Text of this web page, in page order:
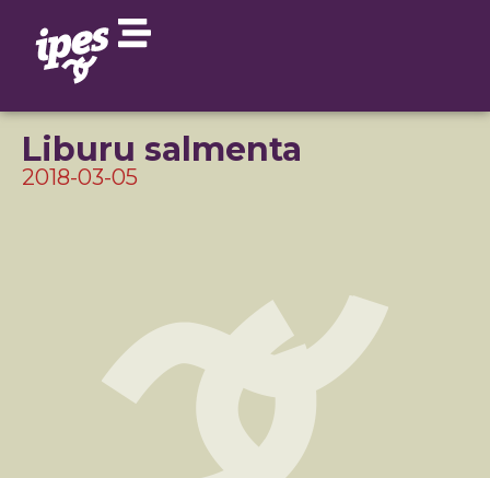
Liburu salmenta
2018-03-05